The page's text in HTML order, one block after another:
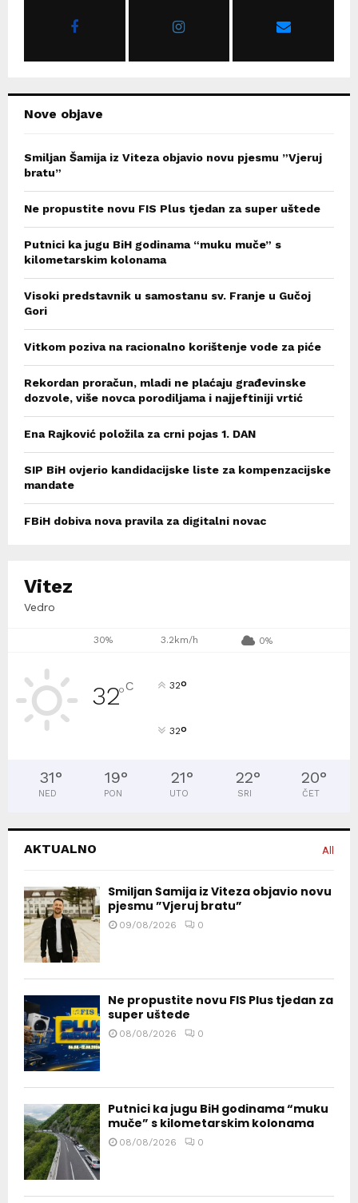
Nove objave
Smiljan Šamija iz Viteza objavio novu pjesmu ”Vjeruj
bratu”
Ne propustite novu FIS Plus tjedan za super uštede
Putnici ka jugu BiH godinama “muku muče” s
kilometarskim kolonama
Visoki predstavnik u samostanu sv. Franje u Gučoj
Gori
Vitkom poziva na racionalno korištenje vode za piće
Rekordan proračun, mladi ne plaćaju građevinske
dozvole, više novca porodiljama i najjeftiniji vrtić
Ena Rajković položila za crni pojas 1. DAN
SIP BiH ovjerio kandidacijske liste za kompenzacijske
mandate
FBiH dobiva nova pravila za digitalni novac
Vitez
Vedro
30% 3.2km/h 0%
32°C 32°
32°
31°
NED
19°
PON
21°
UTO
22°
SRI
20°
ČET
AKTUALNO All
Smiljan Šamija iz Viteza objavio novu
pjesmu ”Vjeruj bratu”
09/08/2026 0
Ne propustite novu FIS Plus tjedan za
super uštede
08/08/2026 0
Putnici ka jugu BiH godinama “muku
muče” s kilometarskim kolonama
08/08/2026 0